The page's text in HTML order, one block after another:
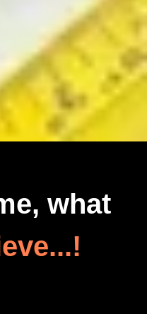
what